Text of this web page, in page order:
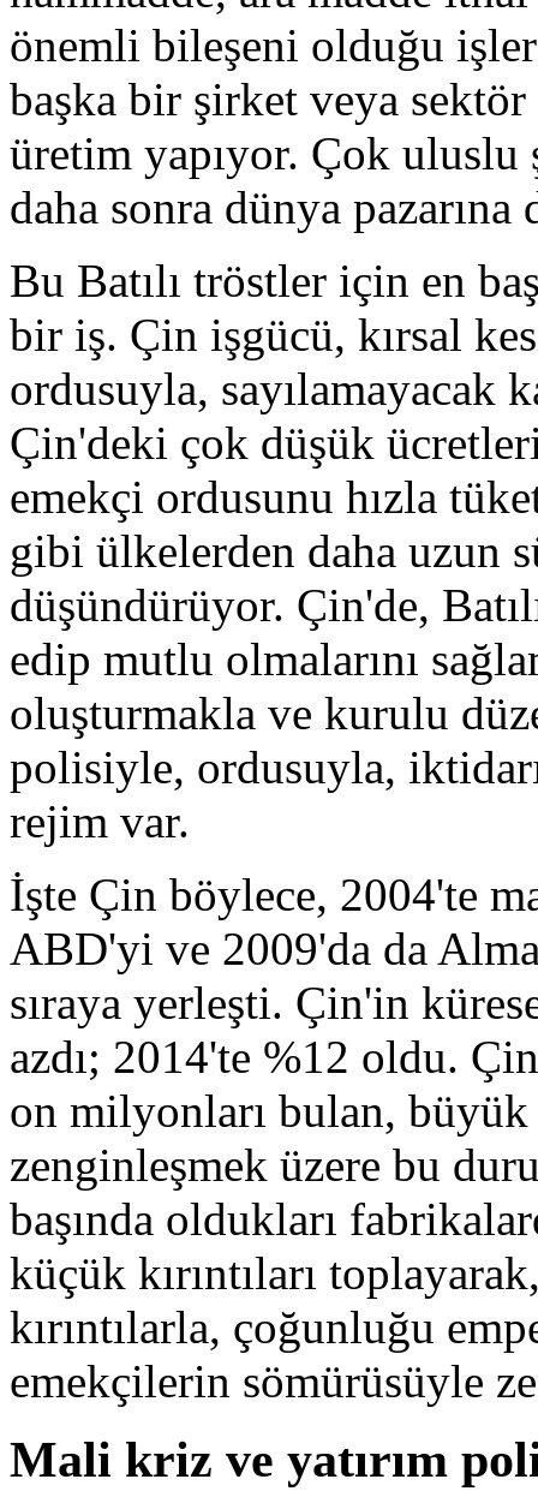
önemli bileşeni olduğu
başka bir şirket veya
üretim yapıyor. Çok
daha sonra dünya
Bu Batılı tröstler için en
bir iş. Çin işgücü, kırsal
ordusuyla, sayılamayacak
Çin'deki çok düşük
emekçi ordusunu hızla
gibi ülkelerden daha uzun
düşündürüyor. Çin'de,
edip mutlu olmalarını
oluşturmakla ve kurulu
polisiyle, ordusuyla,
rejim var.
İşte Çin böylece, 2004'te
ABD'yi ve 2009'da da
sıraya yerleşti. Çin'in
azdı; 2014'te %12 oldu.
on milyonları bulan,
zenginleşmek üzere bu
başında oldukları
küçük kırıntıları
kırıntılarla, çoğunluğu
emekçilerin sömürüsüyle
Mali kriz ve yatırım